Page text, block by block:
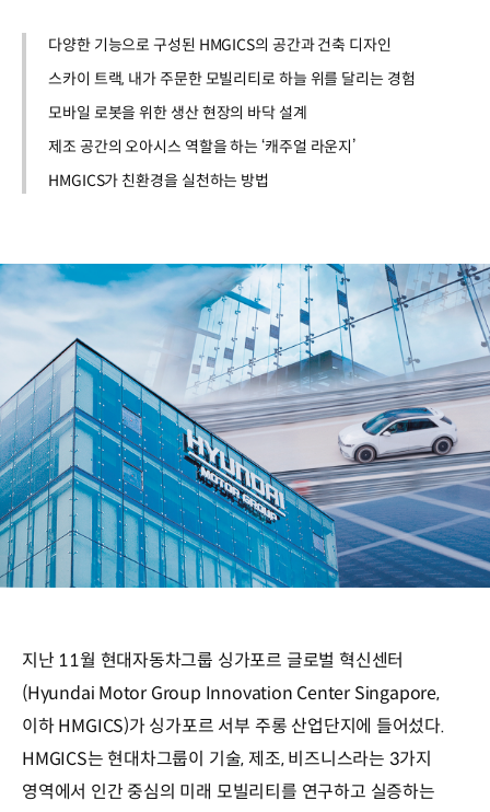
다양한 기능으로 구성된 HMGICS의 공간과 건축 디자인
스카이 트랙, 내가 주문한 모빌리티로 하늘 위를 달리는 경험
모바일 로봇을 위한 생산 현장의 바닥 설계
제조 공간의 오아시스 역할을 하는 ‘캐주얼 라운지’
HMGICS가 친환경을 실천하는 방법
지난 11월 현대자동차그룹 싱가포르 글로벌 혁신센터
(Hyundai Motor Group Innovation Center Singapore,
이하 HMGICS)가 싱가포르 서부 주롱 산업단지에 들어섰다.
HMGICS는 현대차그룹이 기술, 제조, 비즈니스라는 3가지
영역에서 인간 중심의 미래 모빌리티를 연구하고 실증하는